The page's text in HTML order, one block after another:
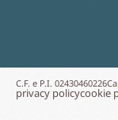
C.F. e P.I. 02430460226
privacy policycookie